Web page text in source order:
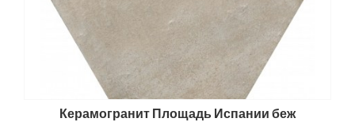
Керамогранит Площадь Испании беж